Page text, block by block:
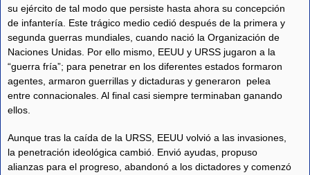
su ejército de tal modo que persiste hasta ahora su concepción
de infantería. Este trágico medio cedió después de la primera y
segunda guerras mundiales, cuando nació la Organización de
Naciones Unidas. Por ello mismo, EEUU y URSS jugaron a la
“guerra fría”; para penetrar en los diferentes estados formaron
agentes, armaron guerrillas y dictaduras y generaron pelea
entre connacionales. Al final casi siempre terminaban ganando
ellos.
Aunque tras la caída de la URSS, EEUU volvió a las invasiones,
la penetración ideológica cambió. Envió ayudas, propuso
alianzas para el progreso, abandonó a los dictadores y comenzó